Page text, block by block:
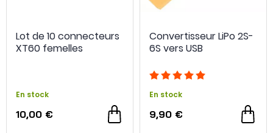
Lot de 10 connecteurs
XT60 femelles
En stock
10,00 €
Convertisseur LiPo 2S-
6S vers USB
En stock
9,90 €